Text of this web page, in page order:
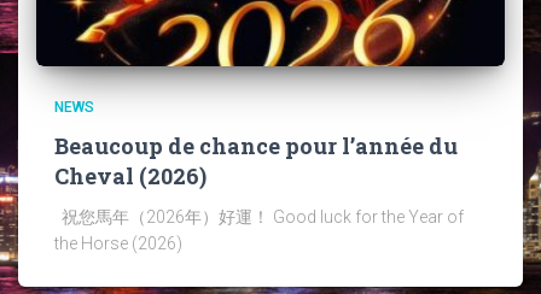
NEWS
Beaucoup de chance pour l’année du
Cheval (2026)
祝您馬年（2026年）好運！ Good luck for the Year of
the Horse (2026)